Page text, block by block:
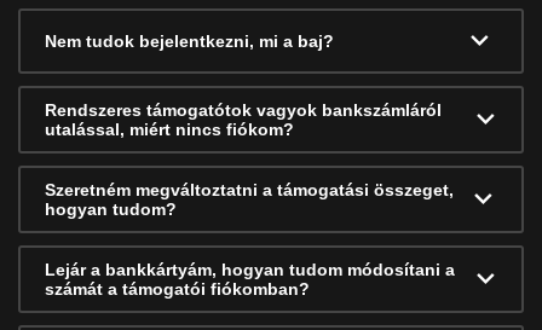
Nem tudok bejelentkezni, mi a baj?
Rendszeres támogatótok vagyok bankszámláról
utalással, miért nincs fiókom?
Szeretném megváltoztatni a támogatási összeget,
hogyan tudom?
Lejár a bankkártyám, hogyan tudom módosítani a
számát a támogatói fiókomban?